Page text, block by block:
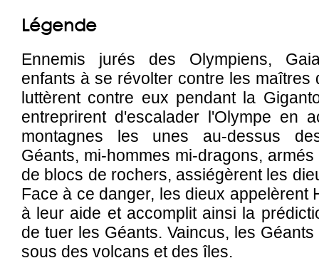
Légende
Ennemis jurés des Olympiens,
enfants à se révolter contre les maîtres
luttèrent contre eux pendant la
entreprirent d'escalader l'Olympe en
montagnes les unes au-dessus
Géants, mi-hommes mi-dragons,
de blocs de rochers, assiégèrent les
Face à ce danger, les dieux appelèrent
à leur aide et accomplit ainsi la
de tuer les Géants. Vaincus, les
sous des volcans et des îles.